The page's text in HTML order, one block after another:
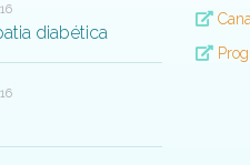
diabética